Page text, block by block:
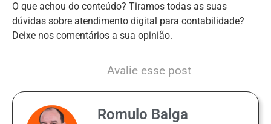
O que achou do conteúdo? Tiramos todas as suas
dúvidas sobre atendimento digital para contabilidade?
Deixe nos comentários a sua opinião.
Avalie esse post
Romulo Balga